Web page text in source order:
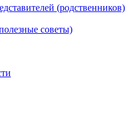
(родственников)
советы)